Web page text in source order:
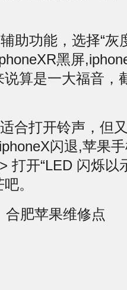
功能，选择“灰
黑屏
算是一大福音，
打开铃声，但
闪退,苹果
打开“LED 闪烁以
。